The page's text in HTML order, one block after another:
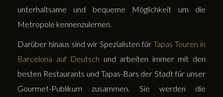
unterhaltsame und bequeme Möglichkeit um die
Metropole kennenzulernen.
Darüber hinaus sind wir Spezialisten für Tapas Touren in
Barcelona auf Deutsch und arbeiten immer mit den
besten Restaurants und Tapas-Bars der Stadt für unser
Gourmet-Publikum zusammen. Sie werden die